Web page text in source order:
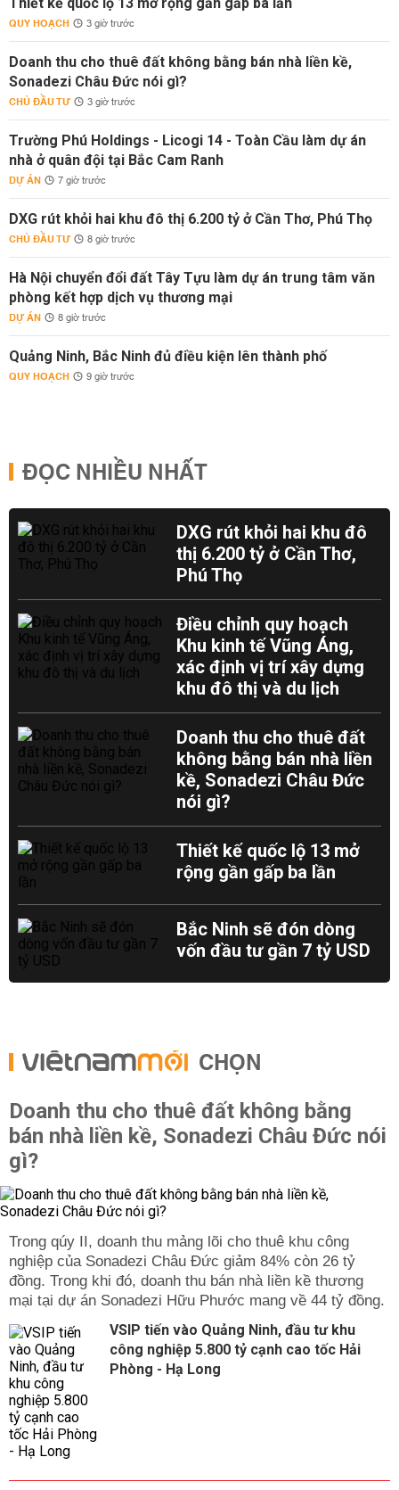
QUY HOẠCH 3 giờ trước
Doanh thu cho thuê đất không bằng bán nhà liền kề,
Sonadezi Châu Đức nói gì?
CHỦ ĐẦU TƯ 3 giờ trước
Trường Phú Holdings - Licogi 14 - Toàn Cầu làm dự án
nhà ở quân đội tại Bắc Cam Ranh
DỰ ÁN 7 giờ trước
DXG rút khỏi hai khu đô thị 6.200 tỷ ở Cần Thơ, Phú Thọ
CHỦ ĐẦU TƯ 8 giờ trước
Hà Nội chuyển đổi đất Tây Tựu làm dự án trung tâm văn
phòng kết hợp dịch vụ thương mại
DỰ ÁN 8 giờ trước
Quảng Ninh, Bắc Ninh đủ điều kiện lên thành phố
QUY HOẠCH 9 giờ trước
ĐỌC NHIỀU NHẤT
DXG rút khỏi hai khu đô
thị 6.200 tỷ ở Cần Thơ,
Phú Thọ
Điều chỉnh quy hoạch
Khu kinh tế Vũng Áng,
xác định vị trí xây dựng
khu đô thị và du lịch
Doanh thu cho thuê đất
không bằng bán nhà liền
kề, Sonadezi Châu Đức
nói gì?
Thiết kế quốc lộ 13 mở
rộng gần gấp ba lần
Bắc Ninh sẽ đón dòng
vốn đầu tư gần 7 tỷ USD
CHỌN
Doanh thu cho thuê đất không bằng
bán nhà liền kề, Sonadezi Châu Đức nói
gì?
Trong qúy II, doanh thu mảng lõi cho thuê khu công
nghiệp của Sonadezi Châu Đức giảm 84% còn 26 tỷ
đồng. Trong khi đó, doanh thu bán nhà liền kề thương
mại tại dự án Sonadezi Hữu Phước mang về 44 tỷ đồng.
VSIP tiến vào Quảng Ninh, đầu tư khu
công nghiệp 5.800 tỷ cạnh cao tốc Hải
Phòng - Hạ Long